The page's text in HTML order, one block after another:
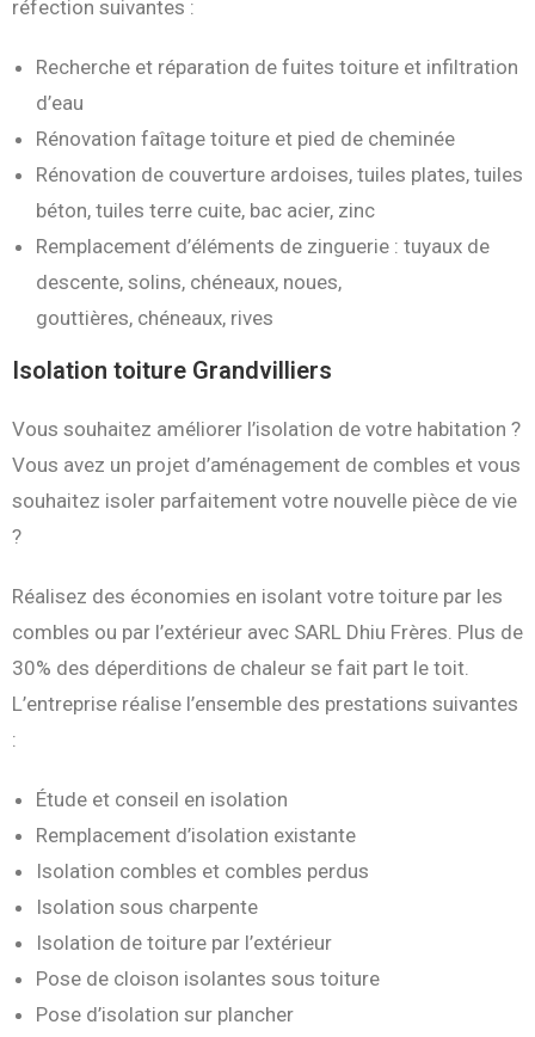
réfection suivantes :
Recherche et réparation de fuites toiture et infiltration
d’eau
Rénovation faîtage toiture et pied de cheminée
Rénovation de couverture ardoises, tuiles plates, tuiles
béton, tuiles terre cuite, bac acier, zinc
Remplacement d’éléments de zinguerie : tuyaux de
descente, solins, chéneaux, noues,
gouttières, chéneaux, rives
Isolation toiture Grandvilliers
Vous souhaitez améliorer l’isolation de votre habitation ?
Vous avez un projet d’aménagement de combles et vous
souhaitez isoler parfaitement votre nouvelle pièce de vie
?
Réalisez des économies en isolant votre toiture par les
combles ou par l’extérieur avec SARL Dhiu Frères. Plus de
30% des déperditions de chaleur se fait part le toit.
L’entreprise réalise l’ensemble des prestations suivantes
:
Étude et conseil en isolation
Remplacement d’isolation existante
Isolation combles et combles perdus
Isolation sous charpente
Isolation de toiture par l’extérieur
Pose de cloison isolantes sous toiture
Pose d’isolation sur plancher